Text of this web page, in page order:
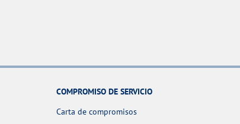
COMPROMISO DE SERVICIO
Carta de compromisos